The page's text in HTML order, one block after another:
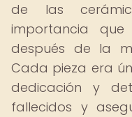
de las
importancia
después de la
Cada pieza era
dedicación y
fallecidos y